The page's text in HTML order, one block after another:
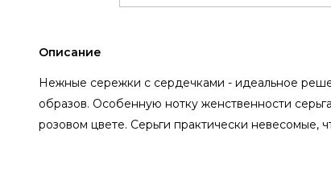
Описание
Нежные сережки с сердечками - идеальное
образов. Особенную нотку женственности
розовом цвете. Серьги практически